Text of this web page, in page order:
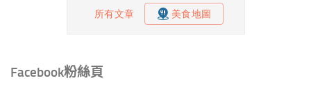
Facebook粉絲頁